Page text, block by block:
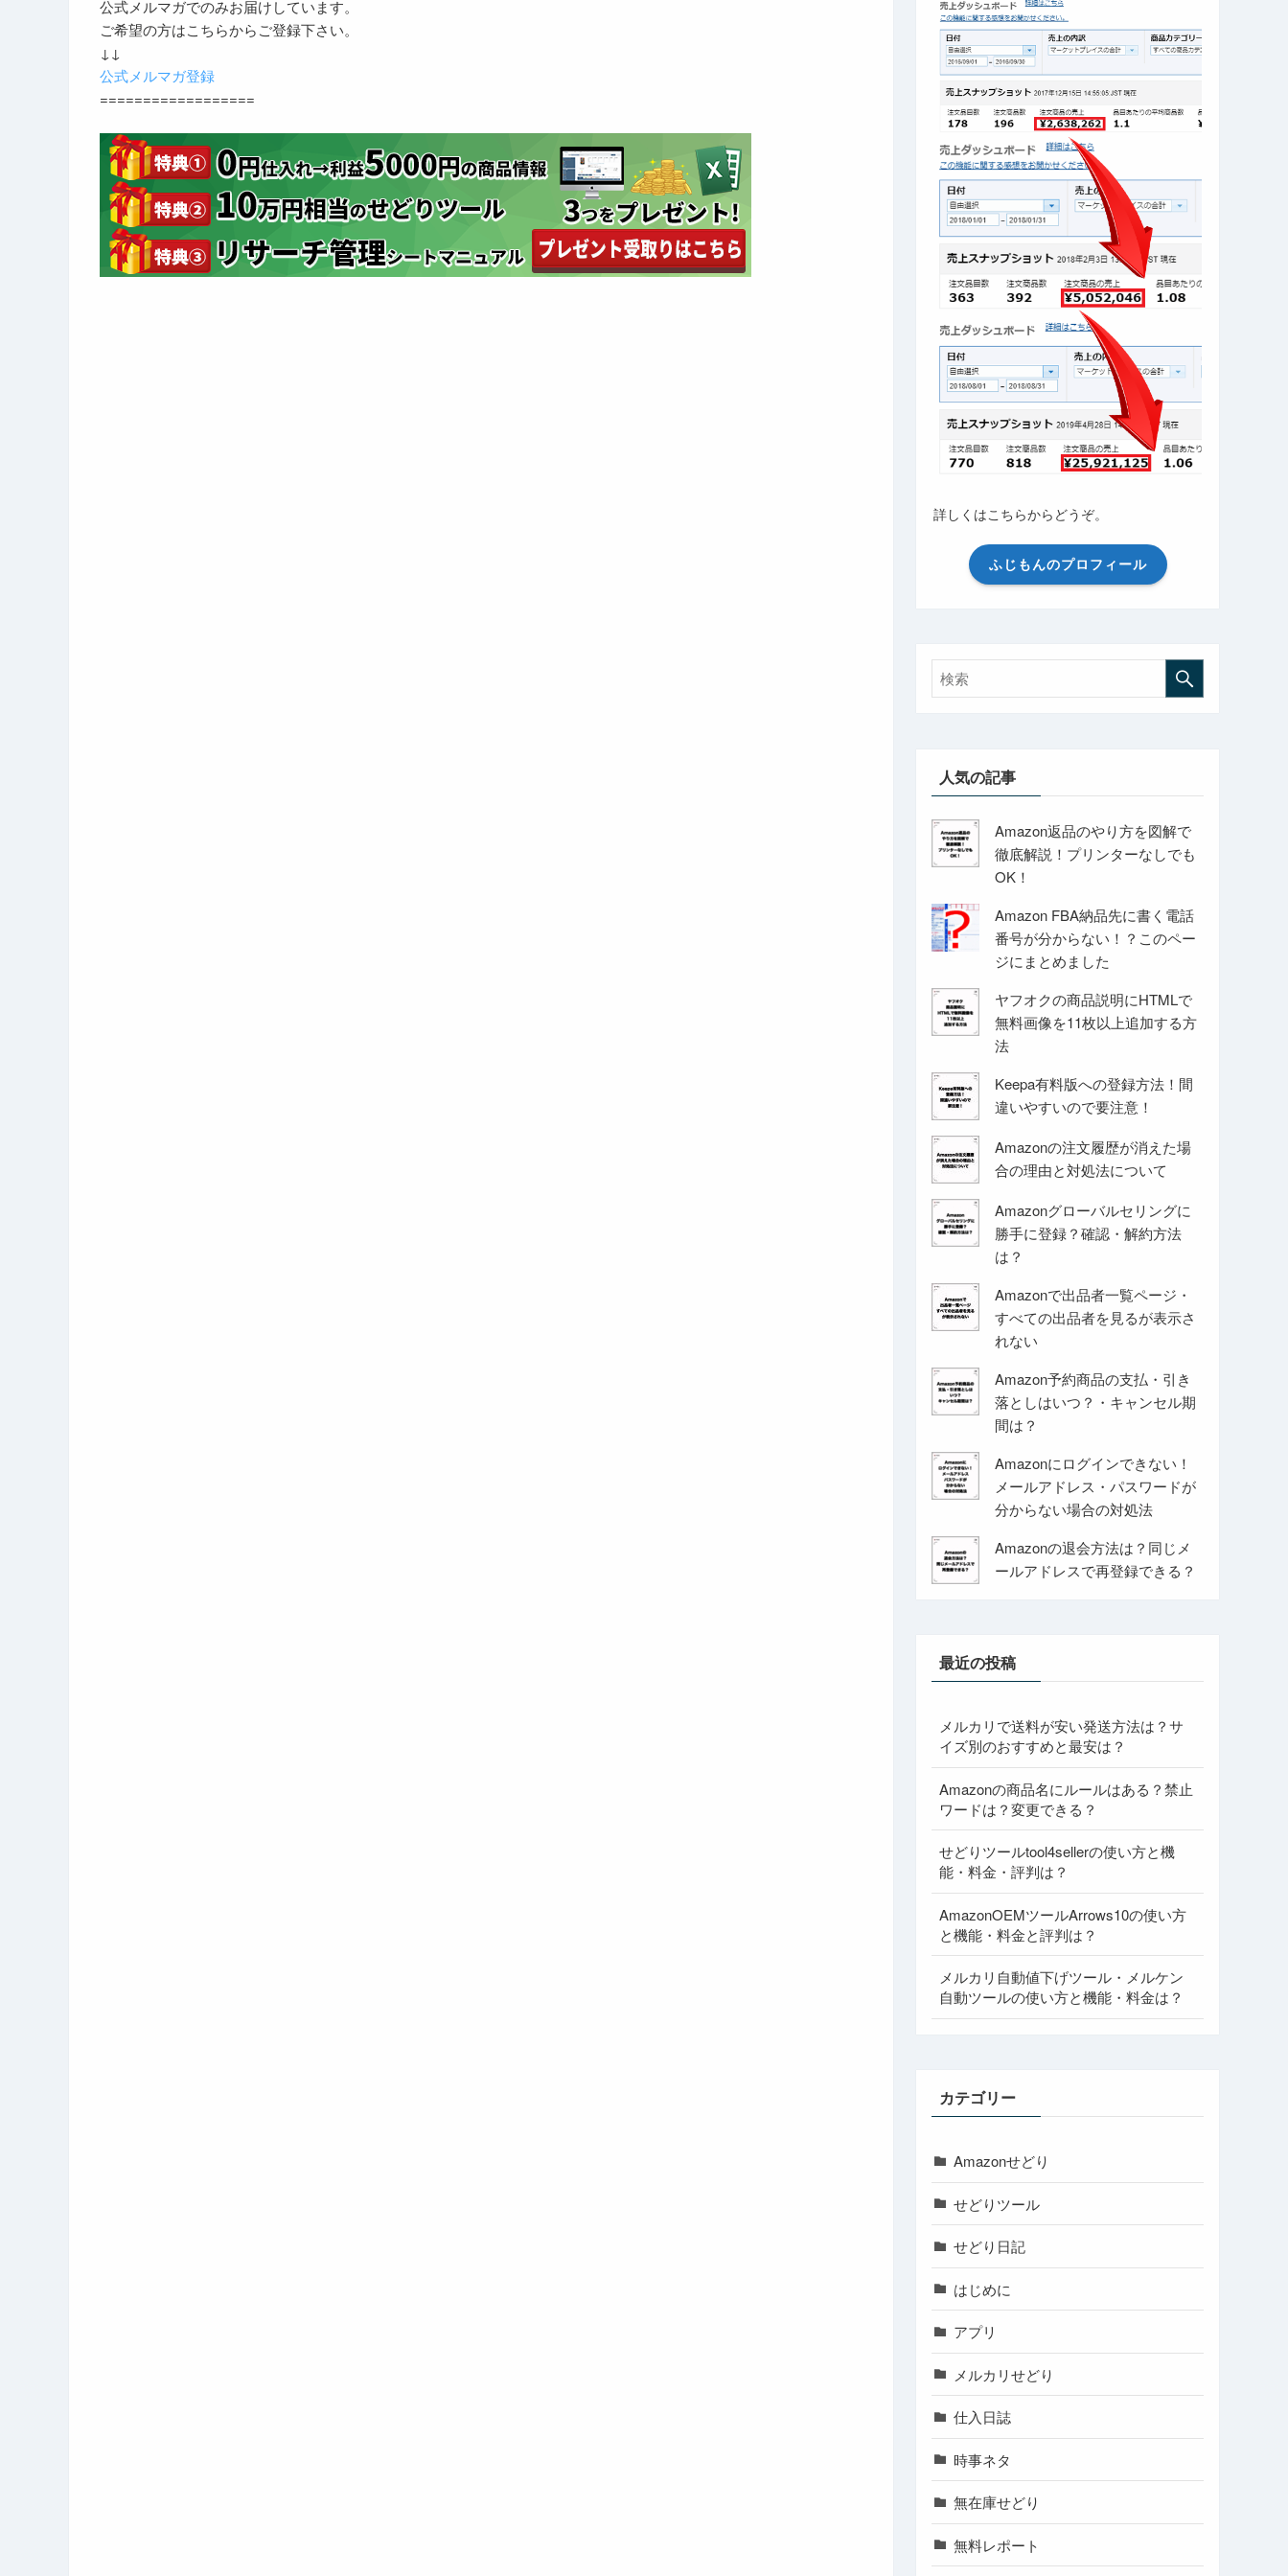
公式メルマガでのみお届けしています。
ご希望の方はこちらからご登録下さい。
↓↓
公式メルマガ登録
==================
詳しくはこちらからどうぞ。
ふじもんのプロフィール
人気の記事
Amazon返品のやり方を図解で
徹底解説！プリンターなしでも
OK！
Amazon FBA納品先に書く電話
番号が分からない！？このペー
ジにまとめました
ヤフオクの商品説明にHTMLで
無料画像を11枚以上追加する方
法
Keepa有料版への登録方法！間
違いやすいので要注意！
Amazonの注文履歴が消えた場
合の理由と対処法について
Amazonグローバルセリングに
勝手に登録？確認・解約方法
は？
Amazonで出品者一覧ページ・
すべての出品者を見るが表示さ
れない
Amazon予約商品の支払・引き
落としはいつ？・キャンセル期
間は？
Amazonにログインできない！
メールアドレス・パスワードが
分からない場合の対処法
Amazonの退会方法は？同じメ
ールアドレスで再登録できる？
最近の投稿
メルカリで送料が安い発送方法は？サ
イズ別のおすすめと最安は？
Amazonの商品名にルールはある？禁止
ワードは？変更できる？
せどりツールtool4sellerの使い方と機
能・料金・評判は？
AmazonOEMツールArrows10の使い方
と機能・料金と評判は？
メルカリ自動値下げツール・メルケン
自動ツールの使い方と機能・料金は？
カテゴリー
Amazonせどり
せどりツール
せどり日記
はじめに
アプリ
メルカリせどり
仕入日誌
時事ネタ
無在庫せどり
無料レポート